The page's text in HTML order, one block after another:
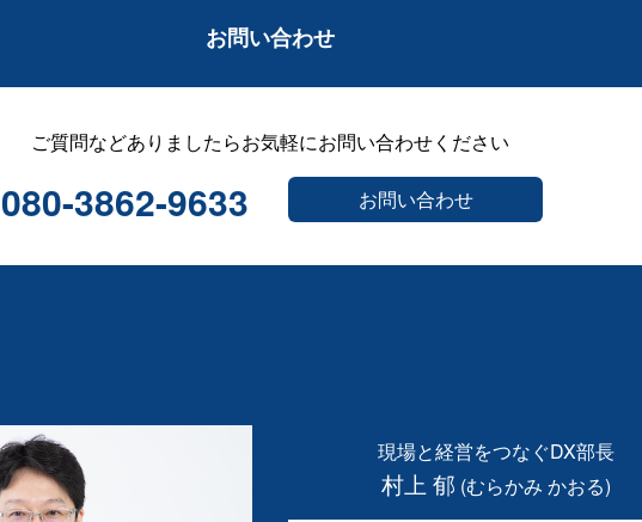
お問い合わせ
ご質問などありましたらお気軽にお問い合わせください
080-3862-9633 お問い合わせ
現場と経営をつなぐDX部長
村上 郁 (むらかみ かおる)